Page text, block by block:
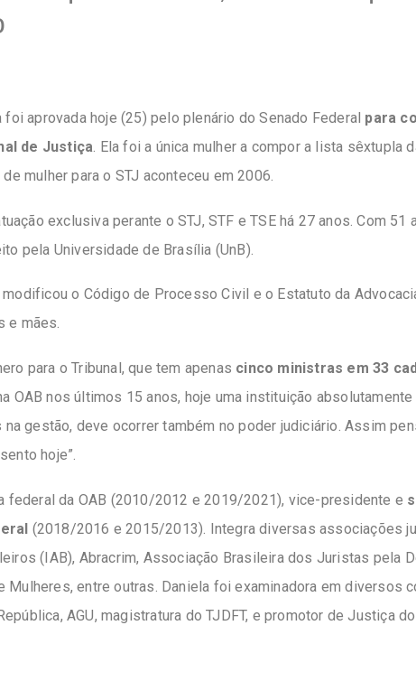
aprovada hoje (25) pelo plenário do Senado Federal para
de Justiça. Ela foi a única mulher a compor a lista sêxtupla
mulher para o STJ aconteceu em 2006.
exclusiva perante o STJ, STF e TSE há 27 anos. Com 51
pela Universidade de Brasília (UnB).
o Código de Processo Civil e o Estatuto da
e mães.
para o Tribunal, que tem apenas cinco ministras em 33
OAB nos últimos 15 anos, hoje uma instituição
gestão, deve ocorrer também no poder judiciário. Assim
hoje”.
federal da OAB (2010/2012 e 2019/2021), vice-presidente e
(2018/2016 e 2015/2013). Integra diversas associações
(IAB), Abracrim, Associação Brasileira dos Juristas pela
Mulheres, entre outras. Daniela foi examinadora em diversos
AGU, magistratura do TJDFT, e promotor de Justiça do